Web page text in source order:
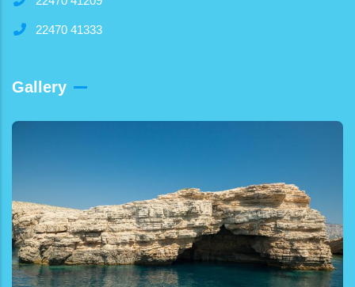
22470 41333
Gallery